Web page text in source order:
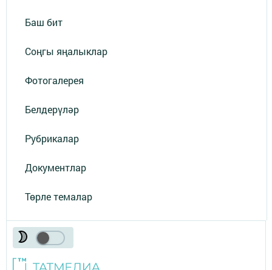
Баш бит
Соңгы яңалыклар
Фотогалерея
Белдерүләр
Рубрикалар
Документлар
Төрле темалар